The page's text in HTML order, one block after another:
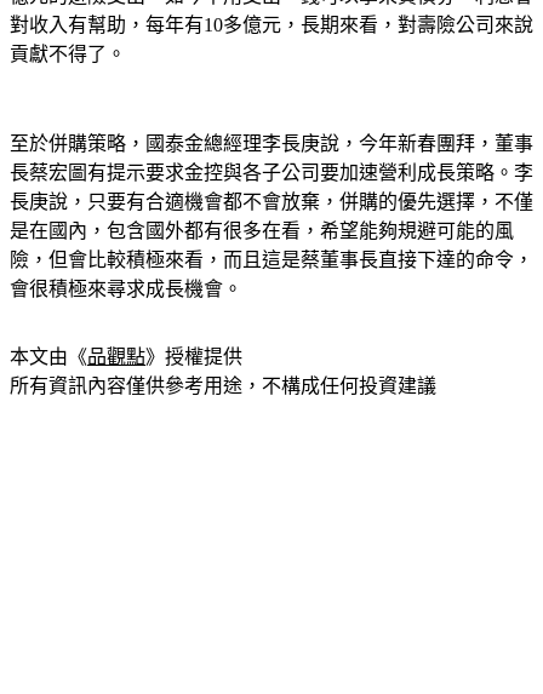
對收入有幫助，每年有10多億元，長期來看，對壽險公司來說
貢獻不得了。
至於併購策略，國泰金總經理李長庚說，今年新春團拜，董事
長蔡宏圖有提示要求金控與各子公司要加速營利成長策略。李
長庚說，只要有合適機會都不會放棄，併購的優先選擇，不僅
是在國內，包含國外都有很多在看，希望能夠規避可能的風
險，但會比較積極來看，而且這是蔡董事長直接下達的命令，
會很積極來尋求成長機會。
本文由《品觀點》授權提供
所有資訊內容僅供參考用途，不構成任何投資建議